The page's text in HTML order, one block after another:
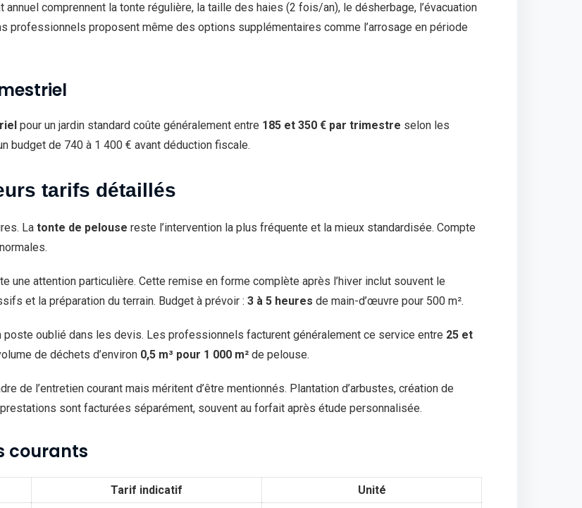
annuel comprennent la tonte régulière, la taille des haies (2 fois/an), le désherbage, l’évacuation
professionnels proposent même des options supplémentaires comme l’arrosage en période
pour un jardin standard coûte généralement entre 185 et 350 € par trimestre selon les
budget de 740 à 1 400 € avant déduction fiscale.
tarifs détaillés
La tonte de pelouse reste l’intervention la plus fréquente et la mieux standardisée. Compte
une attention particulière. Cette remise en forme complète après l’hiver inclut souvent le
et la préparation du terrain. Budget à prévoir : 3 à 5 heures de main-d’œuvre pour 500 m².
poste oublié dans les devis. Les professionnels facturent généralement ce service entre 25 et
de déchets d’environ 0,5 m³ pour 1 000 m² de pelouse.
de l’entretien courant mais méritent d’être mentionnés. Plantation d’arbustes, création de
sont facturées séparément, souvent au forfait après étude personnalisée.
courants
Tarif indicatif
Unité